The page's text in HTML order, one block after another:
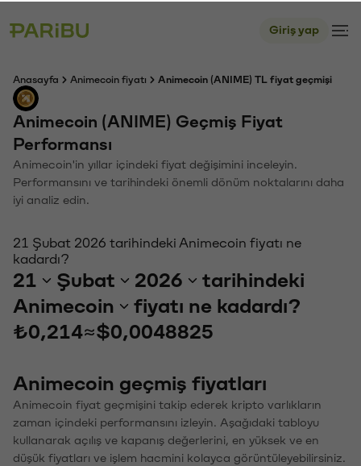
Giriş yap
Anasayfa Animecoin fiyatı Animecoin (ANIME) TL fiyat geçmişi
Animecoin (ANIME) Geçmiş Fiyat
Performansı
Animecoin'in yıllar içindeki fiyat değişimini inceleyin.
Performansını ve tarihindeki önemli dönüm noktalarını daha
iyi analiz edin.
21 Şubat 2026 tarihindeki Animecoin fiyatı ne
kadardı?
21 Şubat 2026
tarihindeki
Animecoin
fiyatı ne kadardı?
₺0,214≈$0,0048825
Animecoin geçmiş fiyatları
Animecoin fiyat geçmişini takip ederek kripto varlıkların
zaman içindeki performansını izleyin. Aşağıdaki tabloyu
kullanarak açılış ve kapanış değerlerini, en yüksek ve en
düşük fiyatları ve işlem hacmini kolayca görüntüleyebilirsiniz.